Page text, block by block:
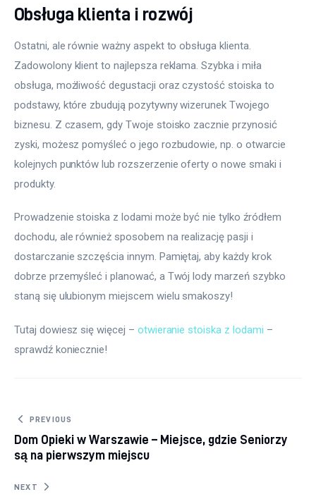
Obsługa klienta i rozwój
Ostatni, ale równie ważny aspekt to obsługa klienta.
Zadowolony klient to najlepsza reklama. Szybka i miła
obsługa, możliwość degustacji oraz czystość stoiska to
podstawy, które zbudują pozytywny wizerunek Twojego
biznesu. Z czasem, gdy Twoje stoisko zacznie przynosić
zyski, możesz pomyśleć o jego rozbudowie, np. o otwarcie
kolejnych punktów lub rozszerzenie oferty o nowe smaki i
produkty.
Prowadzenie stoiska z lodami może być nie tylko źródłem
dochodu, ale również sposobem na realizację pasji i
dostarczanie szczęścia innym. Pamiętaj, aby każdy krok
dobrze przemyśleć i planować, a Twój lody marzeń szybko
staną się ulubionym miejscem wielu smakoszy!
Tutaj dowiesz się więcej – otwieranie stoiska z lodami –
sprawdź koniecznie!
Nawigacja
wpisu
PREVIOUS
Dom Opieki w Warszawie – Miejsce, gdzie Seniorzy
są na pierwszym miejscu
NEXT